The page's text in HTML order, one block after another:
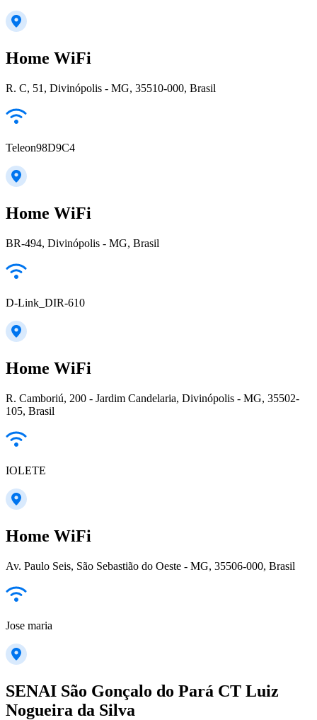
Home WiFi
R. C, 51, Divinópolis - MG, 35510-000, Brasil
Teleon98D9C4
Home WiFi
BR-494, Divinópolis - MG, Brasil
D-Link_DIR-610
Home WiFi
R. Camboriú, 200 - Jardim Candelaria, Divinópolis - MG, 35502-
105, Brasil
IOLETE
Home WiFi
Av. Paulo Seis, São Sebastião do Oeste - MG, 35506-000, Brasil
Jose maria
SENAI São Gonçalo do Pará CT Luiz
Nogueira da Silva